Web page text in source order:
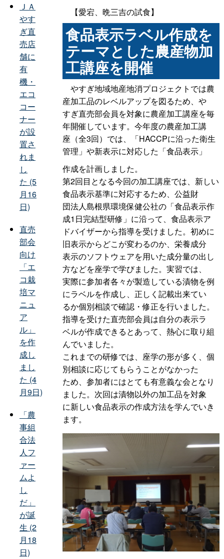
【愛宕、晩三吉の試食】
食品表示ラベル作成を
テーマとした農産物加
工講座を開催
やすぎ地域地産地消プロジェクトでは農
産加工品のレベルアップを図るため、や
すぎ直売部会員を対象に農産加工講座を毎
年開催しています。今年度の農産加工講
座（全3回）では、「HACCPに沿った衛生
管理」や新表示に対応した「食品表示」
作成を計画しました。
第2回目となる今回の加工講座では、新しい
食品表示基準に対応するため、公益財
団法人島根県環境保健公社の「食品表示作
成1日完結型研修」に沿って、食品表示ア
ドバイザーから指導を受けました。初めに
旧表示からどこが変わるのか、栄養成分
表示のソフトウェアを用いた成分量の出し
方などを座学で学びました。実習では、
実際に参加者各々が製造している漬物を例
にラベルを作成し、正しく記載出来てい
るか個別相談で確認・修正を行いました。
指導を受けた直売部会員は自分の表示ラ
ベルが作成できるとあって、熱心に取り組
んでいました。
これまでの研修では、座学の形が多く、個
別相談に応じてもらうことがなかった
ため、参加者にはとても有意義な会となり
ました。次回は漬物以外の加工品を対象
に新しい食品表示の作成方法を学んでいき
ます。
ＪＡ
やす
ぎ直
売店
舗に
有
機・
エコ
コー
ナー
が設
置さ
れま
し
た (5
月16
日)
直売
部会
向け
「エ
コ栽
培マ
ニュ
ア
ル」
を作
成し
まし
た (4
月9日)
「農
事組
合法
人フ
ァー
ムよ
し
だ」
が誕
生 (2
月18
日)